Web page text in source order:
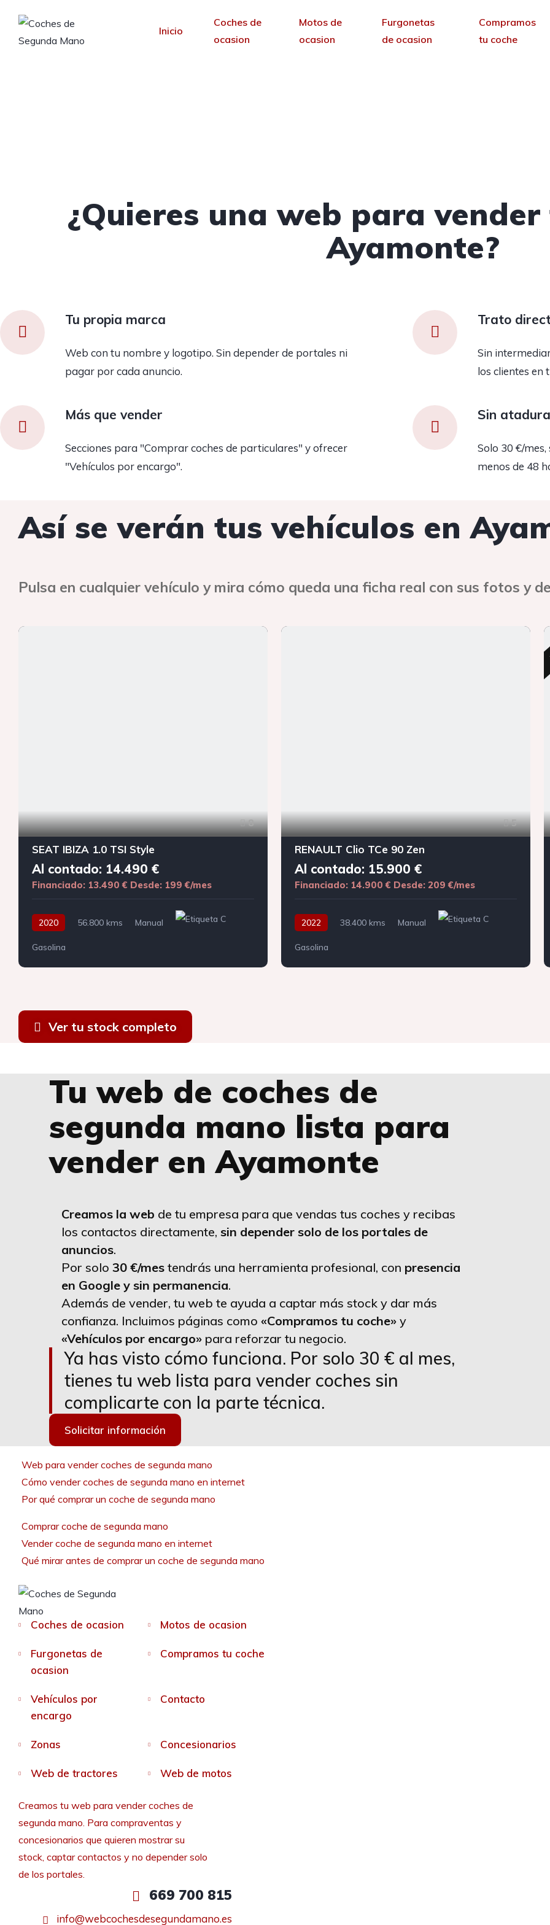
Inicio
Coches de
ocasion
Motos de
ocasion
Furgonetas
de ocasion
Compramos
tu coche
¿Quieres una web para vender
Ayamonte?
Tu propia marca
Web con tu nombre y logotipo. Sin depender de portales ni
pagar por cada anuncio.
Trato
Sin
los clientes en
Más que vender
Secciones para "Comprar coches de particulares" y ofrecer
"Vehículos por encargo".
Sin
Solo 30 €/
menos de 48
Así se verán tus vehículos en
Pulsa en cualquier vehículo y mira cómo queda una ficha real con sus fotos y
8
SEAT IBIZA 1.0 TSI Style
Al contado: 14.490 €
Financiado: 13.490 € Desde: 199 €/mes
2020 56.800 kms Manual
Gasolina
5
RENAULT Clio TCe 90 Zen
Al contado: 15.900 €
Financiado: 14.900 € Desde: 209 €/mes
2022 38.400 kms Manual
Gasolina
Ver tu stock completo
Tu web de coches de
segunda mano lista para
vender en Ayamonte
Creamos la web de tu empresa para que vendas tus coches y recibas
los contactos directamente, sin depender solo de los portales de
anuncios.
Por solo 30 €/mes tendrás una herramienta profesional, con presencia
en Google y sin permanencia.
Además de vender, tu web te ayuda a captar más stock y dar más
confianza. Incluimos páginas como «Compramos tu coche» y
«Vehículos por encargo» para reforzar tu negocio.
Ya has visto cómo funciona. Por solo 30 € al mes,
tienes tu web lista para vender coches sin
complicarte con la parte técnica.
Solicitar información
Web para vender coches de segunda mano
Cómo vender coches de segunda mano en internet
Por qué comprar un coche de segunda mano
Comprar coche de segunda mano
Vender coche de segunda mano en internet
Qué mirar antes de comprar un coche de segunda mano
Coches de ocasion Motos de ocasion
Furgonetas de
ocasion
Compramos tu coche
Vehículos por
encargo
Contacto
Zonas Concesionarios
Web de tractores Web de motos
Creamos tu web para vender coches de
segunda mano. Para compraventas y
concesionarios que quieren mostrar su
stock, captar contactos y no depender solo
de los portales.
669 700 815
info@webcochesdesegundamano.es